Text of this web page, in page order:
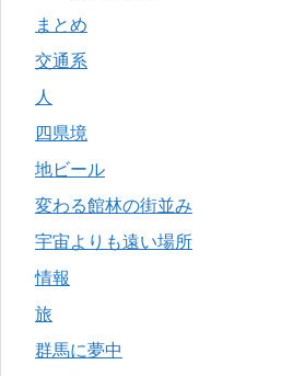
まとめ
交通系
人
四県境
地ビール
変わる館林の街並み
宇宙よりも遠い場所
情報
旅
群馬に夢中